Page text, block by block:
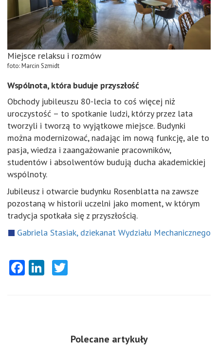
Miejsce relaksu i rozmów
foto: Marcin Szmidt
Wspólnota, która buduje przyszłość
Obchody jubileuszu 80-lecia to coś więcej niż
uroczystość – to spotkanie ludzi, którzy przez lata
tworzyli i tworzą to wyjątkowe miejsce. Budynki
można modernizować, nadając im nową funkcję, ale to
pasja, wiedza i zaangażowanie pracowników,
studentów i absolwentów budują ducha akademickiej
wspólnoty.
Jubileusz i otwarcie budynku Rosenblatta na zawsze
pozostaną w historii uczelni jako moment, w którym
tradycja spotkała się z przyszłością.
Gabriela Stasiak, dziekanat Wydziału Mechanicznego
Facebook
LinkedIn
Polecane artykuły